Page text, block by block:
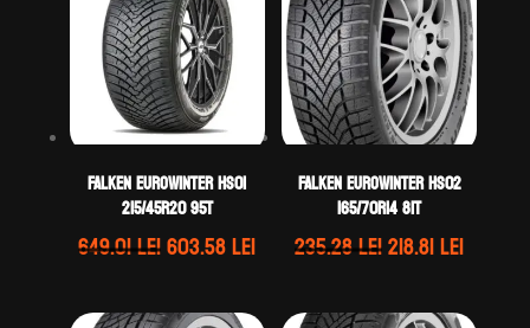
Falken EUROWINTER HS01
215/45R20 95T
649.01leiPrețul
a
603.58leiPrețul
este:
Falken EUROWINTER HS02
165/70R14 81T
235.28leiPrețul
a
218.81leiPrețul
este: